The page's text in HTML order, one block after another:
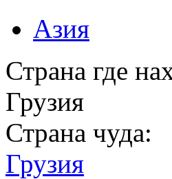
Азия
Страна где
Грузия
Страна чуда:
Грузия